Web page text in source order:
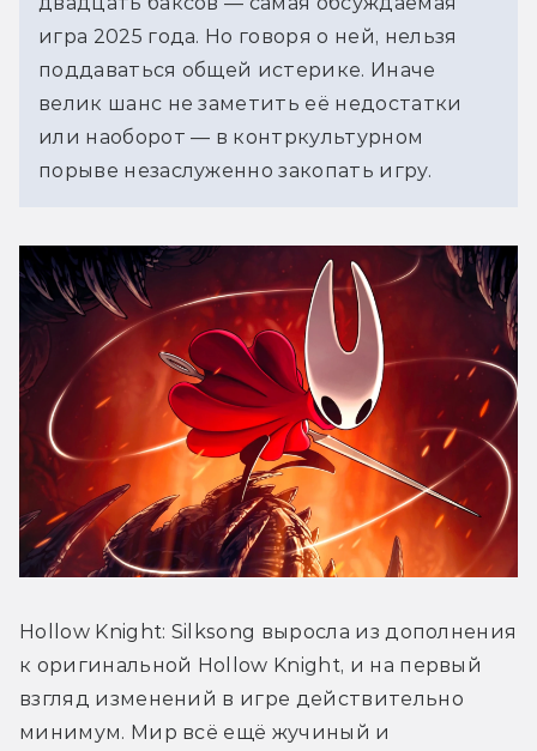
игра 2025 года. Но говоря о ней, нельзя
поддаваться общей истерике. Иначе
велик шанс не заметить её недостатки
или наоборот — в контркультурном
порыве незаслуженно закопать игру.
Hollow Knight: Silksong выросла из дополнения
к оригинальной Hollow Knight, и на первый
взгляд изменений в игре действительно
минимум. Мир всё ещё жучиный и